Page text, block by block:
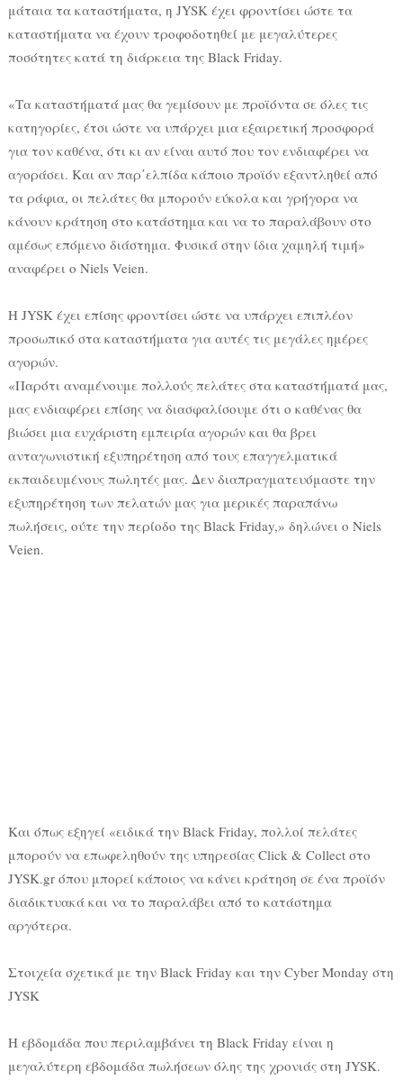
μάταια τα καταστήματα, η JYSK έχει φροντίσει ώστε τα
καταστήματα να έχουν τροφοδοτηθεί με μεγαλύτερες
ποσότητες κατά τη διάρκεια της Black Friday.
«Τα καταστήματά μας θα γεμίσουν με προϊόντα σε όλες τις
κατηγορίες, έτσι ώστε να υπάρχει μια εξαιρετική προσφορά
για τον καθένα, ότι κι αν είναι αυτό που τον ενδιαφέρει να
αγοράσει. Και αν παρ΄ελπίδα κάποιο προϊόν εξαντληθεί από
τα ράφια, οι πελάτες θα μπορούν εύκολα και γρήγορα να
κάνουν κράτηση στο κατάστημα και να το παραλάβουν στο
αμέσως επόμενο διάστημα. Φυσικά στην ίδια χαμηλή τιμή»
αναφέρει ο Niels Veien.
Η JYSK έχει επίσης φροντίσει ώστε να υπάρχει επιπλέον
προσωπικό στα καταστήματα για αυτές τις μεγάλες ημέρες
αγορών.
«Παρότι αναμένουμε πολλούς πελάτες στα καταστήματά μας,
μας ενδιαφέρει επίσης να διασφαλίσουμε ότι ο καθένας θα
βιώσει μια ευχάριστη εμπειρία αγορών και θα βρει
ανταγωνιστική εξυπηρέτηση από τους επαγγελματικά
εκπαιδευμένους πωλητές μας. Δεν διαπραγματευόμαστε την
εξυπηρέτηση των πελατών μας για μερικές παραπάνω
πωλήσεις, ούτε την περίοδο της Black Friday,» δηλώνει ο Niels
Veien.
Και όπως εξηγεί «ειδικά την Black Friday, πολλοί πελάτες
μπορούν να επωφεληθούν της υπηρεσίας Click & Collect στο
JYSK.gr όπου μπορεί κάποιος να κάνει κράτηση σε ένα προϊόν
διαδικτυακά και να το παραλάβει από το κατάστημα
αργότερα.
Στοιχεία σχετικά με την Black Friday και την Cyber Monday στη
JYSK
Η εβδομάδα που περιλαμβάνει τη Black Friday είναι η
μεγαλύτερη εβδομάδα πωλήσεων όλης της χρονιάς στη JYSK.